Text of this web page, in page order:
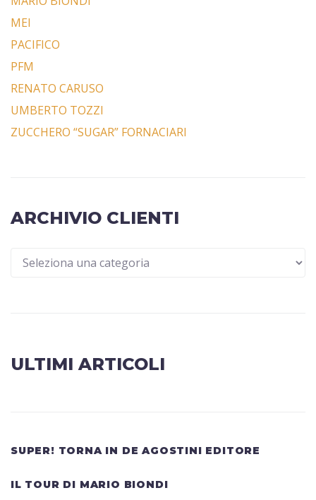
MEI
PACIFICO
PFM
RENATO CARUSO
UMBERTO TOZZI
ZUCCHERO “SUGAR” FORNACIARI
ARCHIVIO CLIENTI
ULTIMI ARTICOLI
SUPER! TORNA IN DE AGOSTINI EDITORE
IL TOUR DI MARIO BIONDI